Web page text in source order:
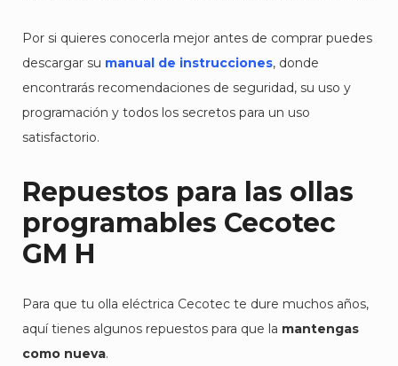
Por si quieres conocerla mejor antes de comprar puedes
descargar su manual de instrucciones, donde
encontrarás recomendaciones de seguridad, su uso y
programación y todos los secretos para un uso
satisfactorio.
Repuestos para las ollas
programables Cecotec
GM H
Para que tu olla eléctrica Cecotec te dure muchos años,
aquí tienes algunos repuestos para que la mantengas
como nueva.